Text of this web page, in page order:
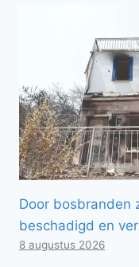
Door bosbranden
beschadigd en
8 augustus 2026